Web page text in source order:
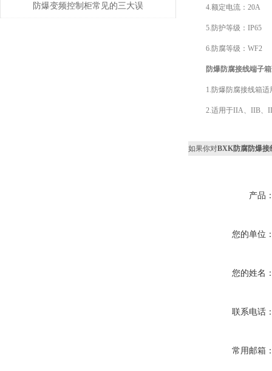
4.额定电流：20A
5.防护等级：IP65
6.防腐等级：WF2
防爆防腐接线端子
1.防爆防腐接线箱
2.适用于IIA、IIB、
如果你对BXK防腐防爆接
产品
您的单位
您的姓名
联系电话
常用邮箱
围较为广泛
防爆变频控制柜常见的三大误